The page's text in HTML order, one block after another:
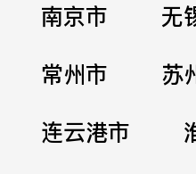
南京市
无
常州市
苏
连云港市